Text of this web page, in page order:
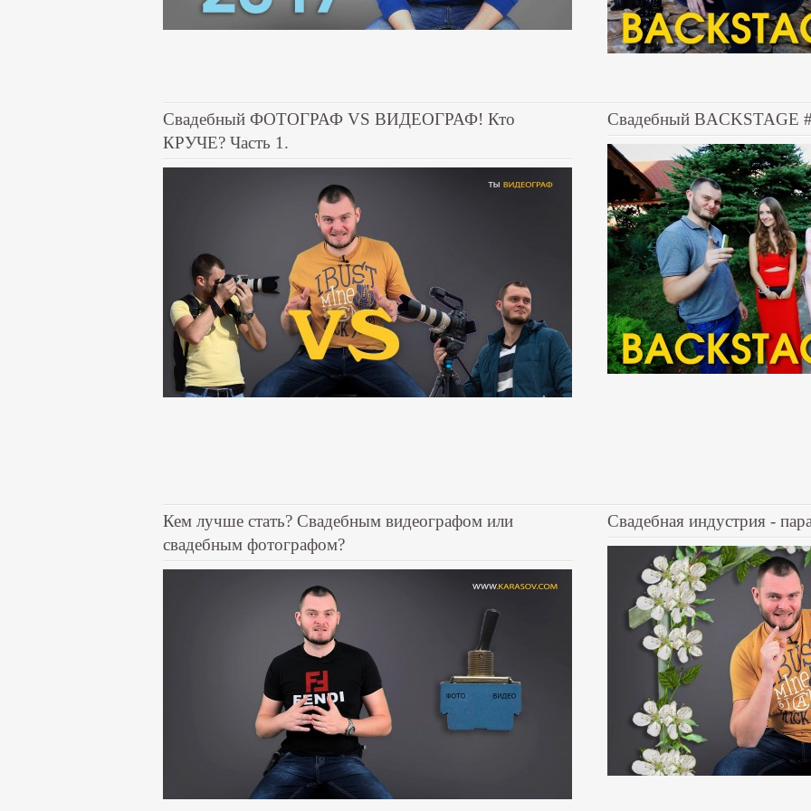
Свадебный ФОТОГРАФ VS ВИДЕОГРАФ! Кто
КРУЧЕ? Часть 1.
Свадебный BACKSTAGE
Кем лучше стать? Свадебным видеографом или
свадебным фотографом?
Свадебная индустрия -